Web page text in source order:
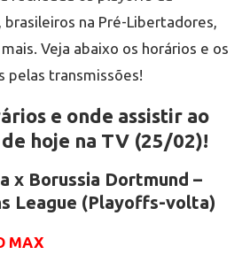
brasileiros na Pré-Libertadores,
Veja abaixo os horários e os
pelas transmissões!
e onde assistir ao
hoje na TV (25/02)!
x Borussia Dortmund –
League (Playoffs-volta)
MAX